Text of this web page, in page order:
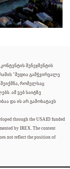
მენეჯმენტის
"მედია გამჭვირვალე
რომელსაც
ამ ვებ საიტზე
და ის არ გამოხატავს
through the USAID funded
by IREX. The content
not reflect the position of